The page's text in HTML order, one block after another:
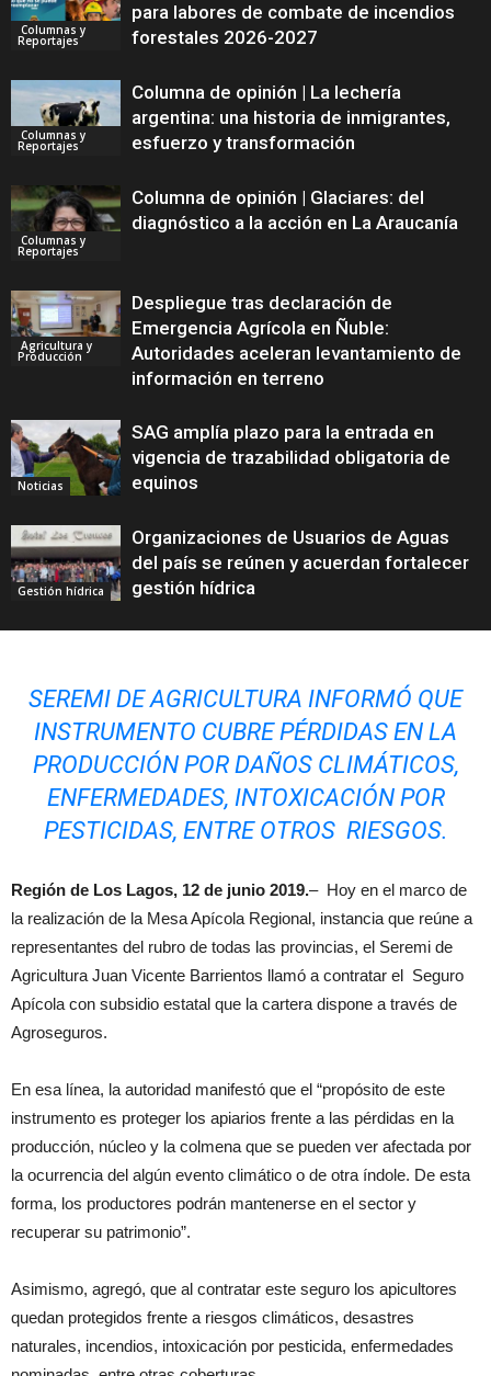
Columnas y
Reportajes
para labores de combate de incendios
forestales 2026-2027
Columnas y
Reportajes
Columna de opinión | La lechería
argentina: una historia de inmigrantes,
esfuerzo y transformación
Columnas y
Reportajes
Columna de opinión | Glaciares: del
diagnóstico a la acción en La Araucanía
Agricultura y
Producción
Despliegue tras declaración de
Emergencia Agrícola en Ñuble:
Autoridades aceleran levantamiento de
información en terreno
Noticias
SAG amplía plazo para la entrada en
vigencia de trazabilidad obligatoria de
equinos
Gestión hídrica
Organizaciones de Usuarios de Aguas
del país se reúnen y acuerdan fortalecer
gestión hídrica
SEREMI DE AGRICULTURA INFORMÓ QUE
INSTRUMENTO CUBRE PÉRDIDAS EN LA
PRODUCCIÓN POR DAÑOS CLIMÁTICOS,
ENFERMEDADES, INTOXICACIÓN POR
PESTICIDAS, ENTRE OTROS RIESGOS.
Región de Los Lagos, 12 de junio 2019.– Hoy en el marco de
la realización de la Mesa Apícola Regional, instancia que reúne a
representantes del rubro de todas las provincias, el Seremi de
Agricultura Juan Vicente Barrientos llamó a contratar el Seguro
Apícola con subsidio estatal que la cartera dispone a través de
Agroseguros.
En esa línea, la autoridad manifestó que el “propósito de este
instrumento es proteger los apiarios frente a las pérdidas en la
producción, núcleo y la colmena que se pueden ver afectada por
la ocurrencia del algún evento climático o de otra índole. De esta
forma, los productores podrán mantenerse en el sector y
recuperar su patrimonio”.
Asimismo, agregó, que al contratar este seguro los apicultores
quedan protegidos frente a riesgos climáticos, desastres
naturales, incendios, intoxicación por pesticida, enfermedades